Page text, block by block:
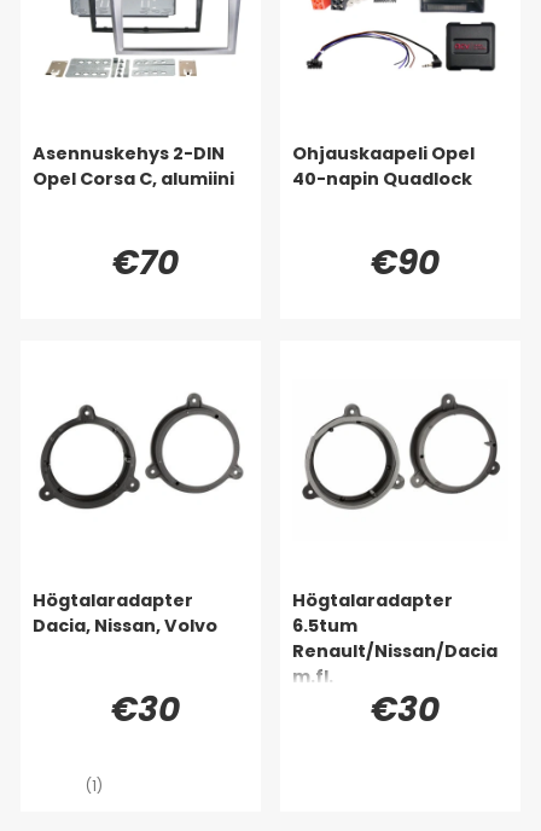
Asennuskehys 2-DIN
Opel Corsa C, alumiini
€70
Ohjauskaapeli Opel
40-napin Quadlock
€90
Högtalaradapter
Dacia, Nissan, Volvo
€30
(1)
Högtalaradapter
6.5tum
Renault/Nissan/Dacia
m.fl.
€30